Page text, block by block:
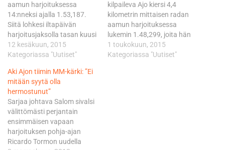
aamun harjoituksessa
14:nneksi ajalla 1.53,187.
Siitä lohkesi iltapäivän
harjoitusjaksolla tasan kuusi
kymmenystä, mutta sijoitus
putosi seitsemällä pykälällä.
21:s. Katalonian GP:n
avauspäivän parhaasta
vauhdista vastasi
Hondallaan kautta hallinnut
Danny Kent. Ajon viime
kauden tallikaveri viimeisteli
soolosuorituksella lukemat
1.51,637. Ajo jäi 4,7
12 kesäkuun, 2015
Kategoriassa "Uutiset"
kilpaileva Ajo kiersi 4,4
kilometrin mittaisen radan
aamun harjoituksessa
lukemin 1.48,299, joita hän
paransi iltapäivän sessiossa
kolmella tuhannesosalla. Ajo
1 toukokuun, 2015
Kategoriassa "Uutiset"
Aki Ajon tiimin MM-kärki: ”Ei
mitään syytä olla
hermostunut”
Sarjaa johtava Salom sivalsi
välittömästi perjantain
ensimmäisen vapaan
harjoituksen pohja-ajan
Ricardo Tormon uudella